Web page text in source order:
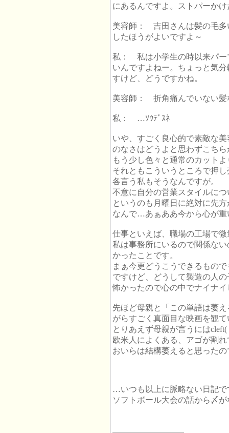
にあるんですよ。ストパーか
美容師： 吉田さんは髪の毛多
したほうがよいですよ～
私： 私は小学生の時以来パー
いんですよねー。ちょっと気
すけど、どうですかね。
美容師： 折角痛んでいない髪
私： …ｿｳﾃﾞｽﾈ
いや、すごく良心的で素敵な
のなさはどうよと思わずこち
もう少し色々と通常のカット
それともこういうところで押
各言う私もそうなんですが。
不意に自分の営業スタイルに
というのも月曜日に絶対に先
なんで…あぁああ今から心が重
仕事といえば、職場の工場で
私は事務所にいるので関係な
かったことです。
まぁ今更どうこうできるもの
ですけど、どうして製造の人
怖かったので心の中でナイナ
先ほど母親と「この単語は萎
がらすごく真面目な映画を観
とりあえず母親が言うには
欧米人によくある、アゴが割
おいらは結構萎えると思った
…いつも以上に脈略ない日記で
ソフトボール大会の話から〆